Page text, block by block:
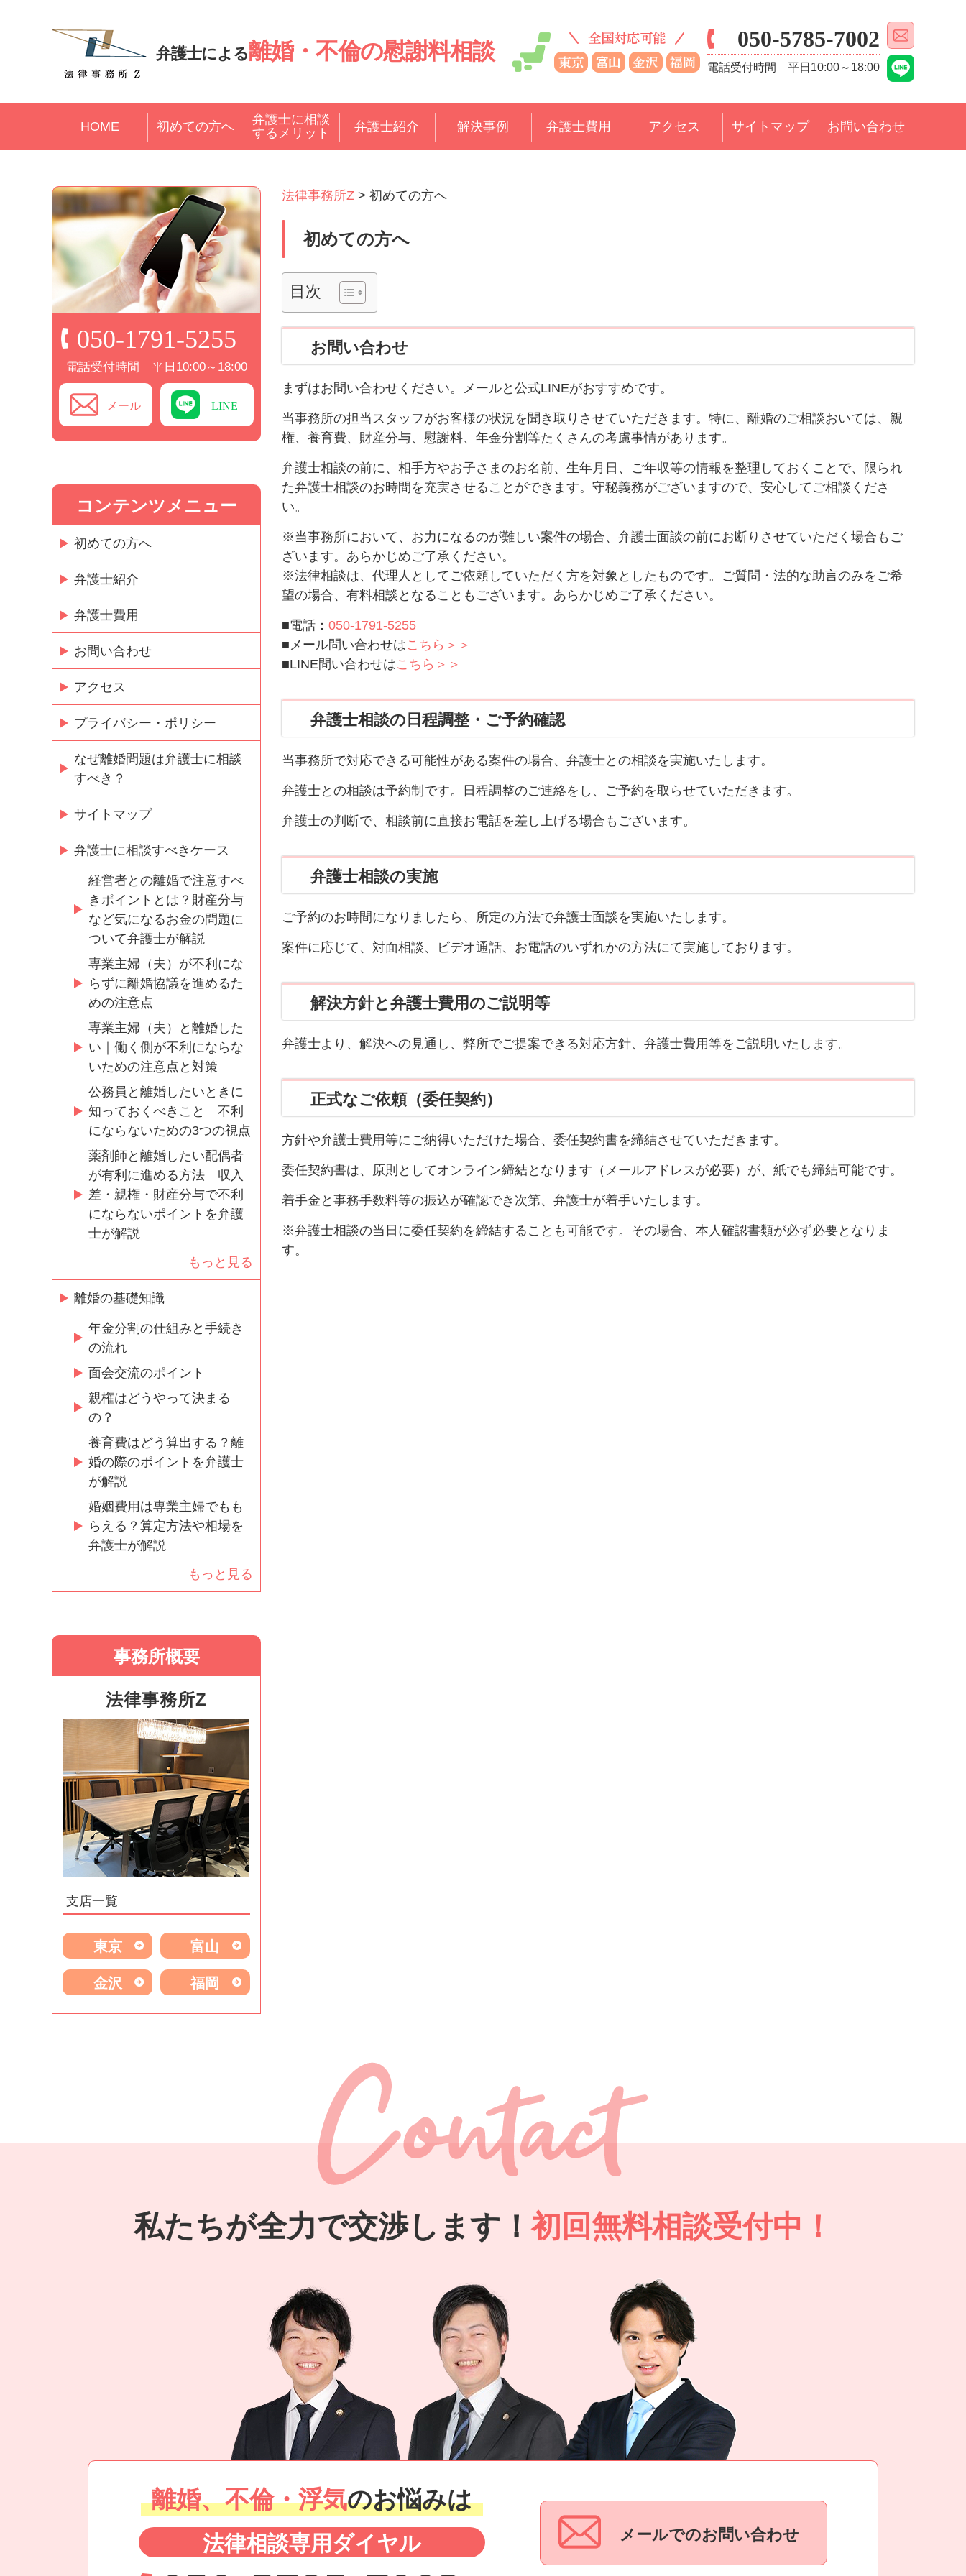
弁護士による離婚・不倫の慰謝料相談 050-5785-7002
電話受付時間 平日10:00～18:00
HOME 初めての方へ
弁護士に相談
するメリット
弁護士紹介 解決事例 弁護士費用 アクセス サイトマップ お問い合わせ
法律事務所Z > 初めての方へ
初めての方へ
目次
お問い合わせ
まずはお問い合わせください。メールと公式LINEがおすすめです。
当事務所の担当スタッフがお客様の状況を聞き取りさせていただきます。特に、離婚のご相談おいては、親
権、養育費、財産分与、慰謝料、年金分割等たくさんの考慮事情があります。
弁護士相談の前に、相手方やお子さまのお名前、生年月日、ご年収等の情報を整理しておくことで、限られ
た弁護士相談のお時間を充実させることができます。守秘義務がございますので、安心してご相談くださ
い。
※当事務所において、お力になるのが難しい案件の場合、弁護士面談の前にお断りさせていただく場合もご
ざいます。あらかじめご了承ください。
※法律相談は、代理人としてご依頼していただく方を対象としたものです。ご質問・法的な助言のみをご希
望の場合、有料相談となることもございます。あらかじめご了承ください。
■電話： 050-1791-5255
■メール問い合わせはこちら＞＞
■LINE問い合わせはこちら＞＞
弁護士相談の日程調整・ご予約確認
当事務所で対応できる可能性がある案件の場合、弁護士との相談を実施いたします。
弁護士との相談は予約制です。日程調整のご連絡をし、ご予約を取らせていただきます。
弁護士の判断で、相談前に直接お電話を差し上げる場合もございます。
弁護士相談の実施
ご予約のお時間になりましたら、所定の方法で弁護士面談を実施いたします。
案件に応じて、対面相談、ビデオ通話、お電話のいずれかの方法にて実施しております。
解決方針と弁護士費用のご説明等
弁護士より、解決への見通し、弊所でご提案できる対応方針、弁護士費用等をご説明いたします。
正式なご依頼（委任契約）
方針や弁護士費用等にご納得いただけた場合、委任契約書を締結させていただきます。
委任契約書は、原則としてオンライン締結となります（メールアドレスが必要）が、紙でも締結可能です。
着手金と事務手数料等の振込が確認でき次第、弁護士が着手いたします。
※弁護士相談の当日に委任契約を締結することも可能です。その場合、本人確認書類が必ず必要となりま
す。
050-1791-5255
電話受付時間 平日10:00～18:00
メール LINE
コンテンツメニュー
初めての方へ
弁護士紹介
弁護士費用
お問い合わせ
アクセス
プライバシー・ポリシー
なぜ離婚問題は弁護士に相談
すべき？
サイトマップ
弁護士に相談すべきケース
経営者との離婚で注意すべ
きポイントとは？財産分与
など気になるお金の問題に
ついて弁護士が解説
専業主婦（夫）が不利にな
らずに離婚協議を進めるた
めの注意点
専業主婦（夫）と離婚した
い｜働く側が不利にならな
いための注意点と対策
公務員と離婚したいときに
知っておくべきこと 不利
にならないための3つの視点
薬剤師と離婚したい配偶者
が有利に進める方法 収入
差・親権・財産分与で不利
にならないポイントを弁護
士が解説
もっと見る
離婚の基礎知識
年金分割の仕組みと手続き
の流れ
面会交流のポイント
親権はどうやって決まる
の？
養育費はどう算出する？離
婚の際のポイントを弁護士
が解説
婚姻費用は専業主婦でもも
らえる？算定方法や相場を
弁護士が解説
もっと見る
事務所概要
法律事務所Z
支店一覧
東京 富山
金沢 福岡
私たちが全力で交渉します！初回無料相談受付中！
離婚、不倫・浮気のお悩みは
法律相談専用ダイヤル メールでのお問い合わせ